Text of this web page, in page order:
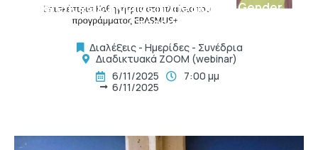
Terence’s Eunuchus in the Light of Gender
Concepts
Διαλέξεις - Ημερίδες - Συνέδρια
Διαδικτυακά ΖΟΟΜ (webinar)
6/11/2025
6/11/2025
7:00 μμ